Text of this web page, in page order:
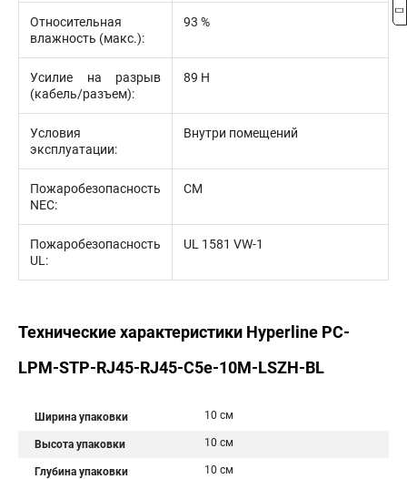
Относительная
влажность (макс.):
93 %
Усилие на разрыв
(кабель/разъем):
89 Н
Условия
эксплуатации:
Внутри помещений
Пожаробезопасность
NEC:
CM
Пожаробезопасность
UL:
UL 1581 VW-1
Технические характеристики Hyperline PC-
LPM-STP-RJ45-RJ45-C5e-10M-LSZH-BL
Ширина упаковки 10 см
Высота упаковки 10 см
Глубина упаковки 10 см